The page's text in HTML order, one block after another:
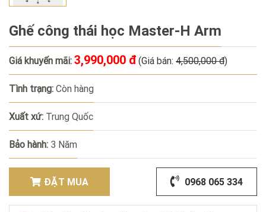
Ghế công thái học Master-H Arm
Giá khuyến mãi: 3,990,000 đ (Giá bán: 4,500,000 đ)
Tình trạng: Còn hàng
Xuất xứ: Trung Quốc
Bảo hành: 3 Năm
ĐẶT MUA 0968 065 334